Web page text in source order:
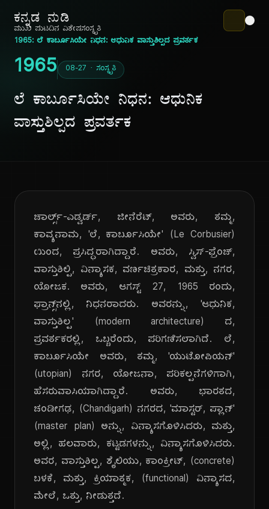
ಕನ್ನಡ ನುಡಿ
ಮುಖ ಪುಟದಿನ ವಿಶೇಷಸಂಸ್ಕೃತಿ
1965: ಲೆ ಕಾರ್ಬೂಸಿಯೇ ನಿಧನ: ಆಧುನಿಕ ವಾಸ್ತುಶಿಲ್ಪದ ಪ್ರವರ್ತಕ
1965 08-27 · ಸಂಸ್ಕೃತಿ
ಲೆ ಕಾರ್ಬೂಸಿಯೇ ನಿಧನ: ಆಧುನಿಕ
ವಾಸ್ತುಶಿಲ್ಪದ ಪ್ರವರ್ತಕ
ಚಾರ್ಲ್ಸ್-ಎಡ್ವರ್ಡ್, ಜೀನೆರೆಟ್, ಅವರು, ತಮ್ಮ,
ಕಾವ್ಯನಾಮ, 'ಲೆ, ಕಾರ್ಬೂಸಿಯೇ' (Le Corbusier)
ಯಿಂದ, ಪ್ರಸಿದ್ಧರಾಗಿದ್ದಾರೆ. ಅವರು, ಸ್ವಿಸ್-ಫ್ರೆಂಚ್,
ವಾಸ್ತುಶಿಲ್ಪಿ, ವಿನ್ಯಾಸಕ, ವರ್ಣಚಿತ್ರಕಾರ, ಮತ್ತು, ನಗರ,
ಯೋಜಕ. ಅವರು, ಆಗಸ್ಟ್ 27, 1965 ರಂದು,
ಫ್ರಾನ್ಸ್‌ನಲ್ಲಿ, ನಿಧನರಾದರು. ಅವರನ್ನು, 'ಆಧುನಿಕ,
ವಾಸ್ತುಶಿಲ್ಪ' (modern architecture) ದ,
ಪ್ರವರ್ತಕರಲ್ಲಿ, ಒಬ್ಬರೆಂದು, ಪರಿಗಣಿಸಲಾಗಿದೆ. ಲೆ,
ಕಾರ್ಬೂಸಿಯೇ ಅವರು, ತಮ್ಮ, 'ಯುಟೋಪಿಯನ್'
(utopian) ನಗರ, ಯೋಜನಾ, ಪರಿಕಲ್ಪನೆಗಳಿಗಾಗಿ,
ಹೆಸರುವಾಸಿಯಾಗಿದ್ದಾರೆ. ಅವರು, ಭಾರತದ,
ಚಂಡೀಗಢ, (Chandigarh) ನಗರದ, 'ಮಾಸ್ಟರ್, ಪ್ಲಾನ್'
(master plan) ಅನ್ನು, ವಿನ್ಯಾಸಗೊಳಿಸಿದರು, ಮತ್ತು,
ಅಲ್ಲಿ, ಹಲವಾರು, ಕಟ್ಟಡಗಳನ್ನು, ವಿನ್ಯಾಸಗೊಳಿಸಿದರು.
ಅವರ, ವಾಸ್ತುಶಿಲ್ಪ, ಶೈಲಿಯು, ಕಾಂಕ್ರೀಟ್, (concrete)
ಬಳಕೆ, ಮತ್ತು, ಕ್ರಿಯಾತ್ಮಕ, (functional) ವಿನ್ಯಾಸದ,
ಮೇಲೆ, ಒತ್ತು, ನೀಡುತ್ತದೆ.